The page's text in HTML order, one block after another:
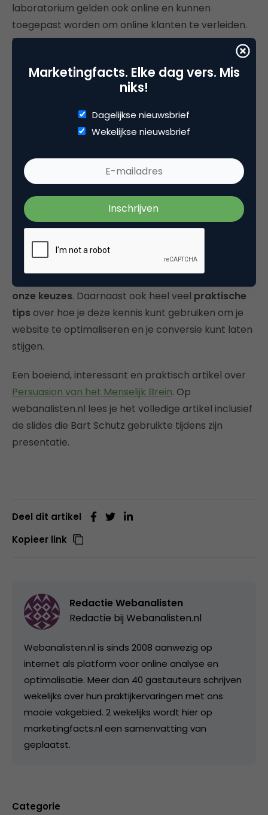
laboratorium gelden ook online en kunnen
toegepast worden om online klanten te verleiden.
Tijdens Emerce Performance 2011 nam Bart ons
mee in de wereld van de psychologie, de neurologie
en conversieoptimalisatie.
en schreef er een artikel over. Hierin onder andere
antwoord op de volgende vragen:
Wat maakt een goed converterende website?
Klant verleiden of klantbrein verleiden?
Echte conversieoptimalisatie vraagt om
psychologisch inzicht
Maar ook aandacht voor de
ons bewustzijn
en het inzicht datons
onderbewuste voor 85% verantwoordelijk is voor
onze keuzes. Daarnaast ook heel veel praktische
tips over hoe je deze kennis kunt gebruiken om je
website te optimaliseren en je conversie kunt laten
stijgen.
Een boeiend, interessant en praktisch artikel over
Persuasion van het Menselijk Brein. Op
webanalisten.nl lees je het volledige artikel inclusief
de slides die Bart Schutz gebruikte tijdens zijn
presentatie.
Deel dit artikel
Kopieer link
Redactie Webanalisten
Redactie bij Webanalisten.nl
Webanalisten.nl is sinds 2008 aanwezig op
internet als platform voor online analyse en
optimalisatie. Meer dan 40 gastauteurs schrijven
wekelijks over hun praktijkervaringen met ons
mooie vakgebied. 2 wekelijks wordt hier op
marketingfacts.nl een samenvatting van
geplaatst.
Categorie
Marketingfacts. Elke dag vers. Mis
niks!
Dagelijkse nieuwsbrief
Wekelijkse nieuwsbrief